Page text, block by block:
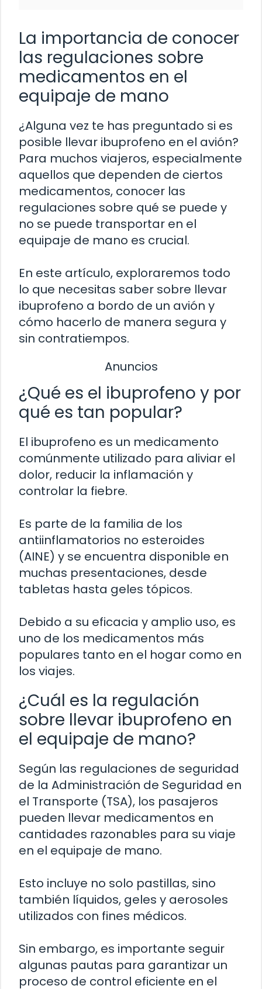
La importancia de conocer
las regulaciones sobre
medicamentos en el
equipaje de mano
¿Alguna vez te has preguntado si es
posible llevar ibuprofeno en el avión?
Para muchos viajeros, especialmente
aquellos que dependen de ciertos
medicamentos, conocer las
regulaciones sobre qué se puede y
no se puede transportar en el
equipaje de mano es crucial.
En este artículo, exploraremos todo
lo que necesitas saber sobre llevar
ibuprofeno a bordo de un avión y
cómo hacerlo de manera segura y
sin contratiempos.
Anuncios
¿Qué es el ibuprofeno y por
qué es tan popular?
El ibuprofeno es un medicamento
comúnmente utilizado para aliviar el
dolor, reducir la inflamación y
controlar la fiebre.
Es parte de la familia de los
antiinflamatorios no esteroides
(AINE) y se encuentra disponible en
muchas presentaciones, desde
tabletas hasta geles tópicos.
Debido a su eficacia y amplio uso, es
uno de los medicamentos más
populares tanto en el hogar como en
los viajes.
¿Cuál es la regulación
sobre llevar ibuprofeno en
el equipaje de mano?
Según las regulaciones de seguridad
de la Administración de Seguridad en
el Transporte (TSA), los pasajeros
pueden llevar medicamentos en
cantidades razonables para su viaje
en el equipaje de mano.
Esto incluye no solo pastillas, sino
también líquidos, geles y aerosoles
utilizados con fines médicos.
Sin embargo, es importante seguir
algunas pautas para garantizar un
proceso de control eficiente en el